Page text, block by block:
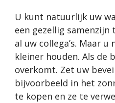
U kunt natuurlijk uw
een gezellig
al uw collega’s. Maar
kleiner houden. Als de
overkomt. Zet uw
bijvoorbeeld in het
te kopen en ze te